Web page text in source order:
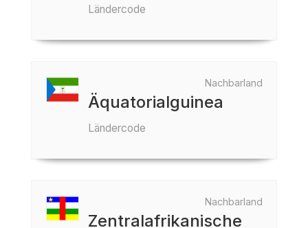
Ländercode
Nachbarland
Äquatorialguinea
Ländercode
Nachbarland
Zentralafrikanische